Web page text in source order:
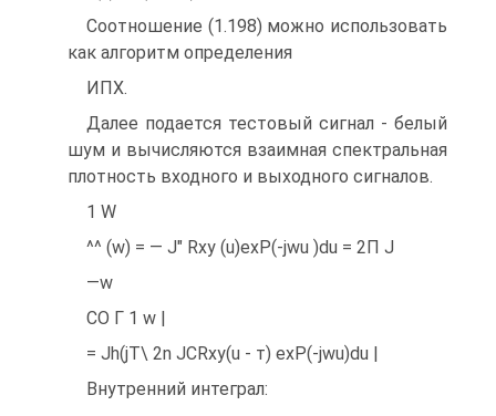
Соотношение (1.198) можно использовать
как алгоритм определения
ИПХ.
Далее подается тестовый сигнал - белый
шум и вычисляются взаимная спектральная
плотность входного и выходного сигналов.
1 W
^^ (w) = — J" Rxy (u)exP(-jwu )du = 2П J
—w
CO Г 1 w |
= Jh(jT\ 2n JCRxy(u - т) exP(-jwu)du |
Внутренний интеграл: